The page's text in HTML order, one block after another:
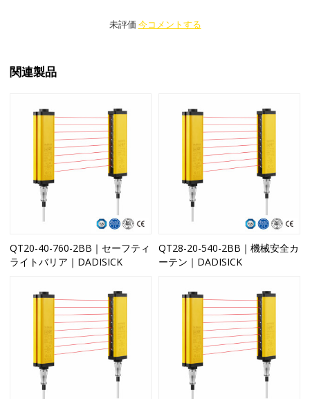
未評価 今コメントする
関連製品
QT20-40-760-2BB｜セーフティ
ライトバリア｜DADISICK
QT28-20-540-2BB｜機械安全カ
ーテン｜DADISICK